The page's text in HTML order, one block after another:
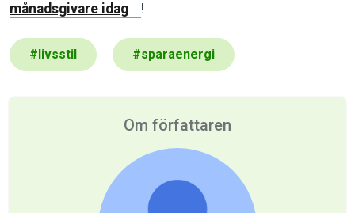
månadsgivare idag
!
#livsstil #sparaenergi
Om författaren